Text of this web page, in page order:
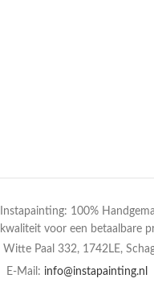
Instapainting: 100%
kwaliteit voor een betaalbare
Witte Paal 332, 1742LE,
E-Mail: info@instapainting.nl